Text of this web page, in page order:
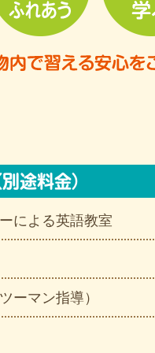
途料金）
による英語教室
ーマン指導）